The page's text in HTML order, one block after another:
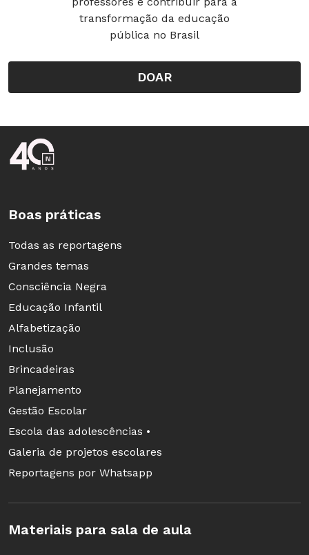
transformação da educação
pública no Brasil
DOAR
Rodapé da Nova Escola
Boas práticas
Todas as reportagens
Grandes temas
Consciência Negra
Educação Infantil
Alfabetização
Inclusão
Brincadeiras
Planejamento
Gestão Escolar
Escola das adolescências •
Galeria de projetos escolares
Reportagens por Whatsapp
Materiais para sala de aula